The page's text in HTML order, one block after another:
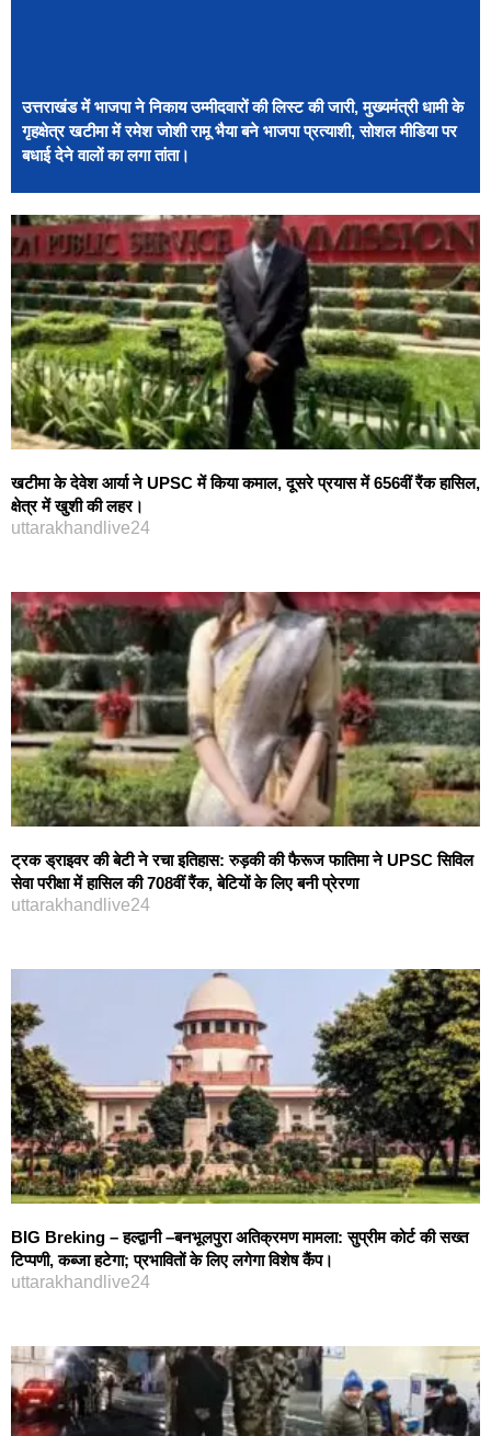
उत्तराखंड में भाजपा ने निकाय उम्मीदवारों की लिस्ट की जारी, मुख्यमंत्री धामी के
गृहक्षेत्र खटीमा में रमेश जोशी रामू भैया बने भाजपा प्रत्याशी, सोशल मीडिया पर
बधाई देने वालों का लगा तांता।
खटीमा के देवेश आर्या ने UPSC में किया कमाल, दूसरे प्रयास में 656वीं रैंक हासिल,
क्षेत्र में खुशी की लहर।
uttarakhandlive24
ट्रक ड्राइवर की बेटी ने रचा इतिहास: रुड़की की फैरूज फातिमा ने UPSC सिविल
सेवा परीक्षा में हासिल की 708वीं रैंक, बेटियों के लिए बनी प्रेरणा
uttarakhandlive24
BIG Breking – हल्द्वानी –बनभूलपुरा अतिक्रमण मामला: सुप्रीम कोर्ट की सख्त
टिप्पणी, कब्जा हटेगा; प्रभावितों के लिए लगेगा विशेष कैंप।
uttarakhandlive24